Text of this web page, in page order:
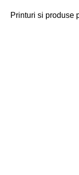
Printuri si produse